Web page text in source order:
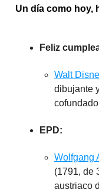
Un día como hoy,
Feliz
Walt
dibujante
EPD:
Wolfgang
(1791, de
austriaco